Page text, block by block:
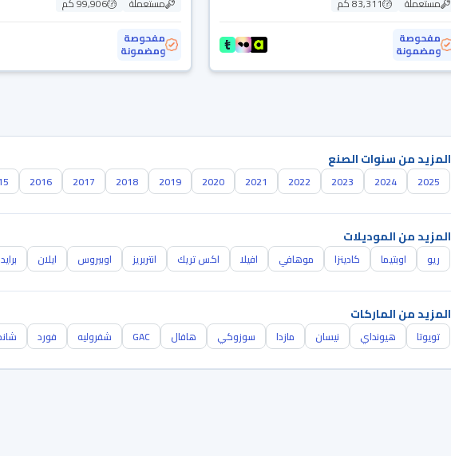
مستعملة
83,311 كم
مفحوصة
ومضمونة
مستعملة
99,906 كم
مفحوصة
ومضمونة
المزيد من سنوات الصنع
2025
2024
2023
2022
2021
2020
2019
2018
2017
2016
المزيد من الموديلات
ريو اوبتيما كادينزا موهافي افيلا اكس تريك انتربريز اوبيروس ايلان برايد
المزيد من الماركات
تويوتا هيونداي نيسان مازدا سوزوكي هافال GAC شفروليه فورد